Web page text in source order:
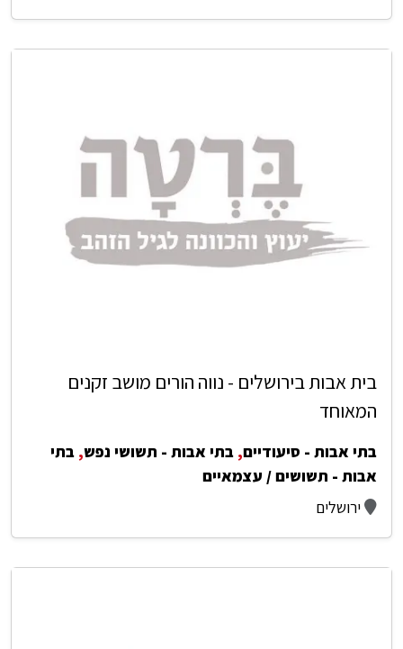
בית אבות בירושלים - נווה הורים מושב זקנים
המאוחד
בתי אבות - סיעודיים, בתי אבות - תשושי נפש, בתי
אבות - תשושים / עצמאיים
ירושלים